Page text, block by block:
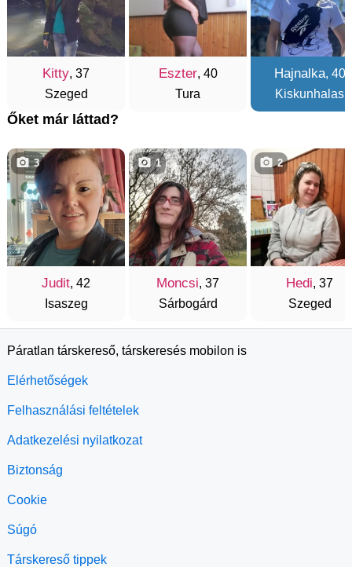
Kitty, 37
Szeged
Eszter, 40
Tura
Hajnalka, 40
Kiskunhalas
Őket már láttad?
Judit, 42
Isaszeg
3
Moncsi, 37
Sárbogárd
1
Hedi, 37
Szeged
2
Páratlan társkereső, társkeresés mobilon is
Elérhetőségek
Felhasználási feltételek
Adatkezelési nyilatkozat
Biztonság
Cookie
Súgó
Társkereső tippek